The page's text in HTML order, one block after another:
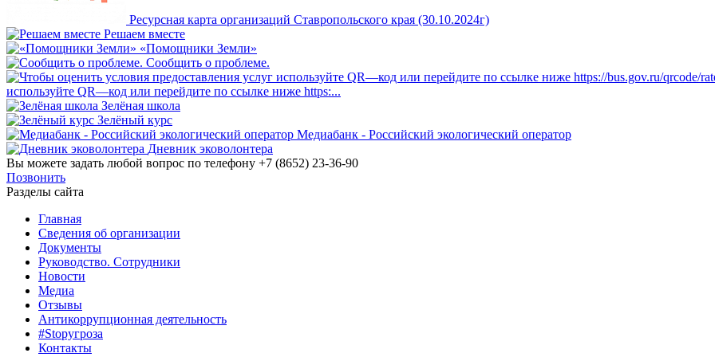
Ресурсная карта организаций Ставропольского края (30.10.2024г)
Решаем вместе
«Помощники Земли»
Сообщить о проблеме.
используйте QR—код или перейдите по ссылке ниже https:...
Зелёная школа
Зелёный курс
Медиабанк - Российский экологический оператор
Дневник эковолонтера
Вы можете задать любой вопрос по телефону +7 (8652) 23-36-90
Позвонить
Разделы сайта
Главная
Сведения об организации
Документы
Руководство. Сотрудники
Новости
Медиа
Отзывы
Антикоррупционная деятельность
#Stopугроза
Контакты